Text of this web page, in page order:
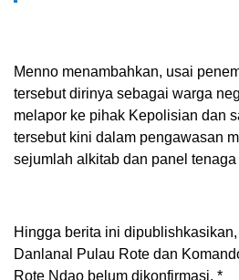
Menno menambahkan, usai
tersebut dirinya sebagai warga
melapor ke pihak Kepolisian dan
tersebut kini dalam pengawasan
sejumlah alkitab dan panel tenaga
Hingga berita ini
Danlanal Pulau Rote dan
Rote Ndao belum dikonfirmasi. *